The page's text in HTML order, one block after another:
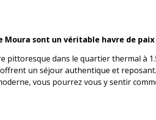
Moura sont un véritable havre de
pittoresque dans le quartier thermal à
un séjour authentique et
vous pourrez vous y sentir